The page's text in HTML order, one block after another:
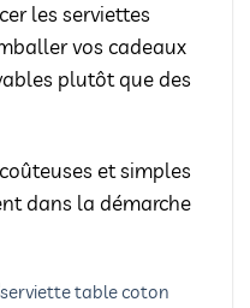
les serviettes
vos cadeaux
plutôt que des
et simples
dans la démarche